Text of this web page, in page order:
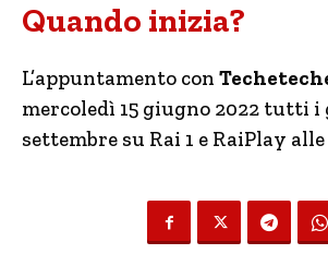
Quando inizia?
L’appuntamento con
mercoledì 15 giugno 2022 tutti
settembre su Rai 1 e RaiPlay alle